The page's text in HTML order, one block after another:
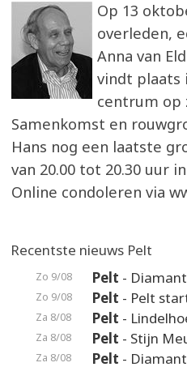
Op 13
overleden,
Anna van
vindt plaats
centrum op
Samenkomst en
Hans nog een laatste
van 20.00 tot 20.30 uur
Online condoleren via
Recentste nieuws Pelt
Zo 9/08 Pelt -
Zo 9/08 Pelt - Pelt
Za 8/08 Pelt -
Za 8/08 Pelt - Stijn
Za 8/08 Pelt -